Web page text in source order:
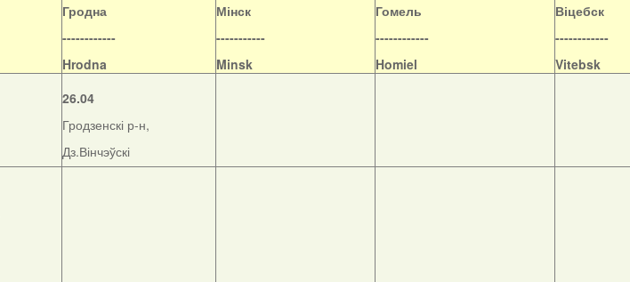
Гродна
------------
Hrodna
Мінск
-----------
Minsk
Гомель
------------
Homiel
Віцебск
------------
Vitebsk
26.04
Гродзенскі р-н,
Дз.Вінчэўскі